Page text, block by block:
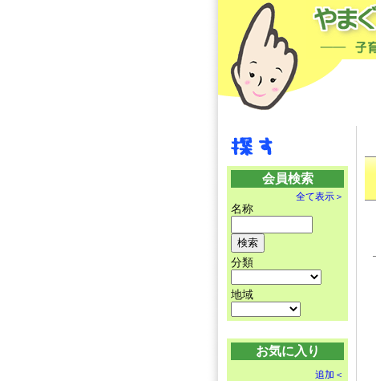
会員検索
全て表示＞
名称
分類
地域
お気に入り
追加＜